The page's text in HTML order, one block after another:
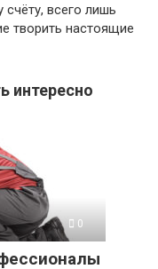
всего лишь
творить настоящие
интересно
0